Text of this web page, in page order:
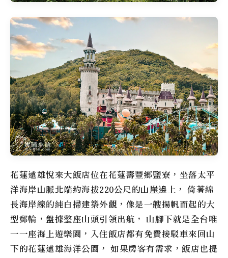
花蓮遠雄悅來大飯店位在花蓮壽豐鄉鹽寮，坐落太平
洋海岸山脈北端約海拔220公尺的山崖邊上， 倚著綿
長海岸線的純白掃建築外觀，像是一艘揚帆而起的大
型郵輪，盤據整座山頭引領出航， 山腳下就是全台唯
一一座海上遊樂園，入住飯店都有免費接駁車來回山
下的花蓮遠雄海洋公園， 如果房客有需求，飯店也提